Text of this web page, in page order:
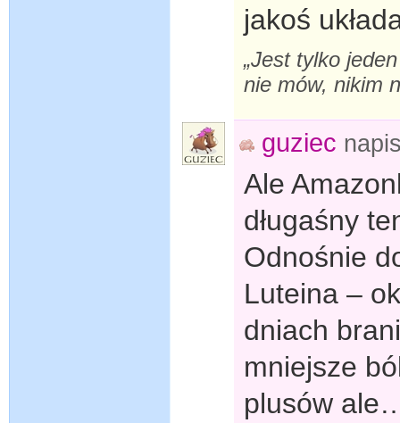
jakoś
„Jest tylko
nie mów, nikim
guziec
Ale
długaśny
Odnośnie
Luteina –
dniach
mniejsze
plusów